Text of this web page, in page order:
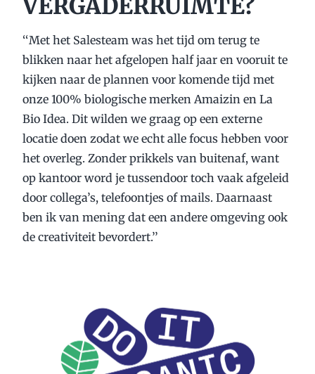
VERGADERRUIMTE?
‘‘Met het Salesteam was het tijd om terug te
blikken naar het afgelopen half jaar en vooruit te
kijken naar de plannen voor komende tijd met
onze 100% biologische merken Amaizin en La
Bio Idea. Dit wilden we graag op een externe
locatie doen zodat we echt alle focus hebben voor
het overleg. Zonder prikkels van buitenaf, want
op kantoor word je tussendoor toch vaak afgeleid
door collega’s, telefoontjes of mails. Daarnaast
ben ik van mening dat een andere omgeving ook
de creativiteit bevordert.’’